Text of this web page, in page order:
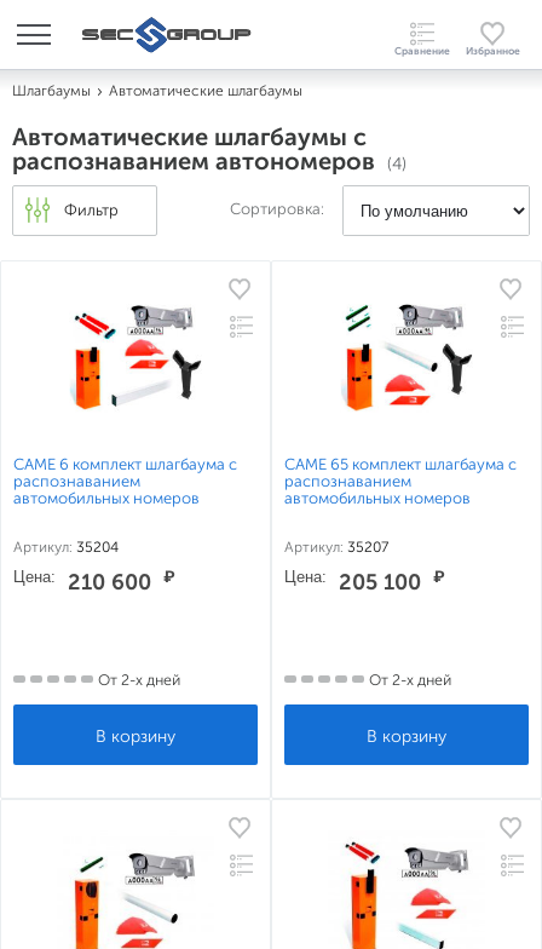
Шлагбаумы Автоматические шлагбаумы
Автоматические шлагбаумы с
распознаванием автономеров
(4)
Фильтр Сортировка:
CAME 6 комплект шлагбаума с
распознаванием
автомобильных номеров
Артикул: 35204
Цена: 210 600 ₽
От 2-х дней
CAME 65 комплект шлагбаума с
распознаванием
автомобильных номеров
Артикул: 35207
Цена: 205 100 ₽
От 2-х дней